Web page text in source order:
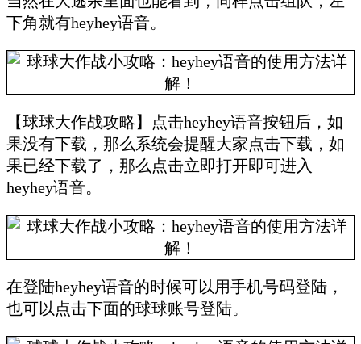
下角就有heyhey语音。
【球球大作战攻略】点击heyhey语音按钮后，如
果没有下载，那么系统会提醒大家点击下载，如
果已经下载了，那么点击立即打开即可进入
heyhey语音。
在登陆heyhey语音的时候可以用手机号码登陆，
也可以点击下面的球球账号登陆。